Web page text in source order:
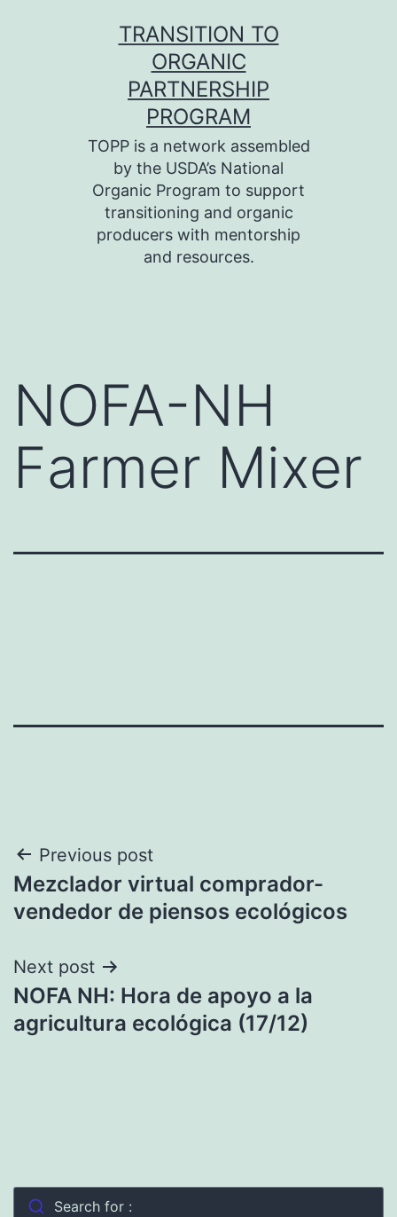
TRANSITION TO
ORGANIC
PARTNERSHIP
PROGRAM
TOPP is a network assembled
by the USDA’s National
Organic Program to support
transitioning and organic
producers with mentorship
and resources.
NOFA-NH
Farmer Mixer
Navegación
de
Previous post
Mezclador virtual comprador-
vendedor de piensos ecológicos
Next post
NOFA NH: Hora de apoyo a la
agricultura ecológica (17/12)
Search for :